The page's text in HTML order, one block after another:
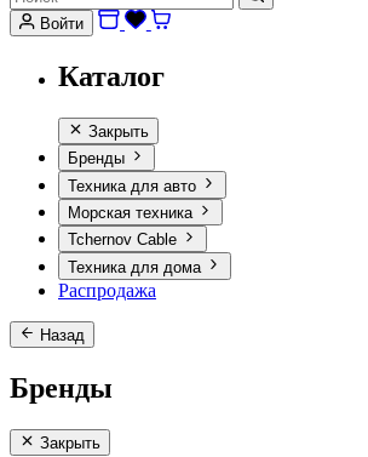
Войти
Каталог
Закрыть
Бренды
Техника для авто
Морская техника
Tchernov Cable
Техника для дома
Распродажа
Назад
Бренды
Закрыть